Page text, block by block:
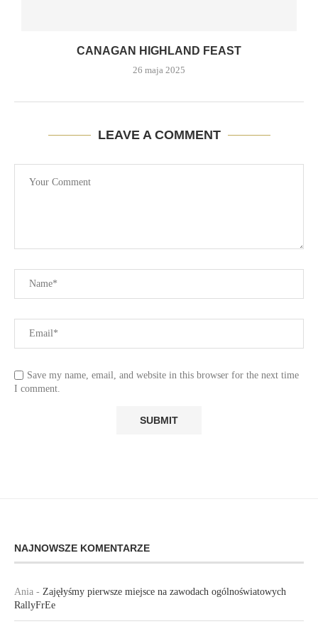
CANAGAN HIGHLAND FEAST
26 maja 2025
LEAVE A COMMENT
Save my name, email, and website in this browser for the next time
I comment.
NAJNOWSZE KOMENTARZE
Ania - Zajęłyśmy pierwsze miejsce na zawodach ogólnoświatowych
RallyFrEe